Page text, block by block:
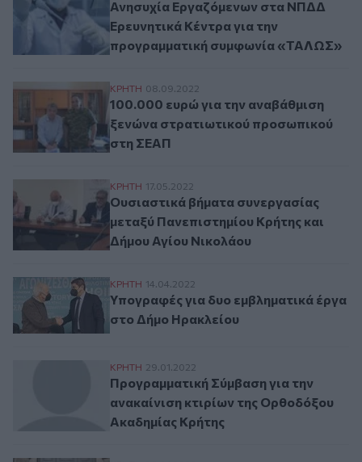
Ανησυχία Εργαζόμενων στα ΝΠΔΔ
Ερευνητικά Κέντρα για την
προγραμματική συμφωνία «ΤΑΛΩΣ»
100.000 ευρώ για την αναβάθμιση
ΚΡΗΤΗ 08.09.2022
100.000 ευρώ για την αναβάθμιση
ξενώνα στρατιωτικού προσωπικού
στη ΣΕΑΠ
Ουσιαστικά βήματα συνεργασίας
ΚΡΗΤΗ 17.05.2022
Ουσιαστικά βήματα συνεργασίας
μεταξύ Πανεπιστημίου Κρήτης και
Δήμου Αγίου Νικολάου
Υπογραφές για δυο εμβληματικά έργα
ΚΡΗΤΗ 14.04.2022
Υπογραφές για δυο εμβληματικά έργα
στο Δήμο Ηρακλείου
Προγραμματική Σύμβαση για την
ΚΡΗΤΗ 29.01.2022
Προγραμματική Σύμβαση για την
ανακαίνιση κτιρίων της Ορθοδόξου
Ακαδημίας Κρήτης